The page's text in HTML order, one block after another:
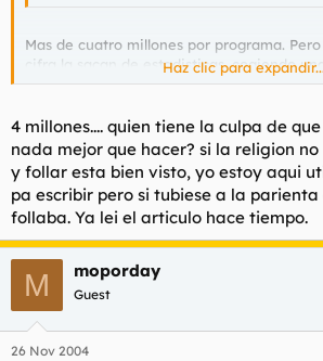
Mas de cuatro millones por programa.
cifra la sacan de estadisticas, cogiendo
de la poblacion. Si buscas entre los
esos. No creo que conozcais a muchos de
recomiendo.
Haz clic para
4 millones.... quien tiene la culpa de
nada mejor que hacer? si la religion
y follar esta bien visto, yo estoy aqui
pa escribir pero si tubiese a la
follaba. Ya lei el articulo hace tiempo.
M moporday
Guest
26 Nov 2004